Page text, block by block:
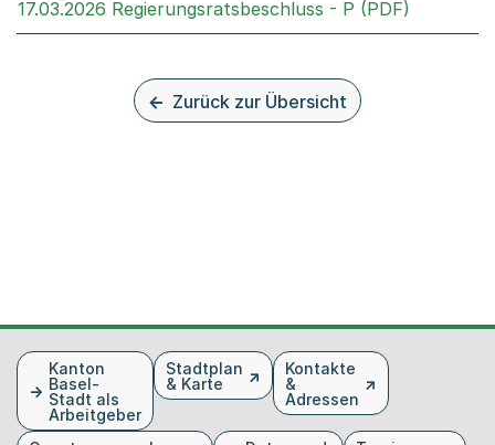
17.03.2026 Regierungsratsbeschluss - P (PDF)
Zurück zur Übersicht
FusszeileKanton
Basel-
Stadt als
Arbeitgeber
Stadtplan
& Karte
Kontakte
&
Adressen